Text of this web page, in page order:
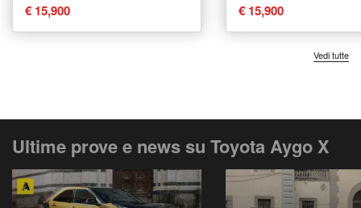
€ 15,900 € 15,900
Vedi tutte
Ultime prove e news su Toyota Aygo X